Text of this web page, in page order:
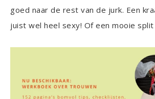
goed naar de rest van de jurk. Een
juist wel heel sexy! Of een mooie